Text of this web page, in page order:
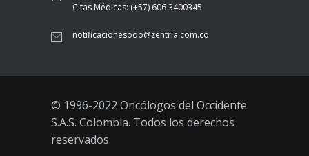
Citas Médicas: (+57) 606 3400345
notificacionesodo@zentria.com.co
© 1996-2022 Oncólogos del Occidente
S.A.S. Colombia. Todos los derechos
reservados.